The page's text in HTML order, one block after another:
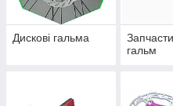
Дискові гальма
гальм